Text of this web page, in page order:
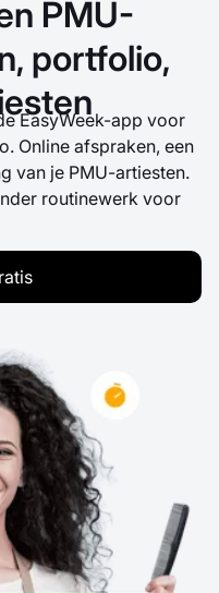
PMU-
portfolio,
EasyWeek-app voor
Online afspraken, een
van je PMU-artiesten.
routinewerk voor